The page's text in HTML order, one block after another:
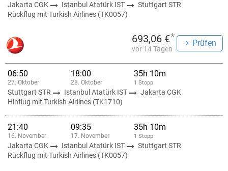
Jakarta CGK Istanbul Atatürk IST
Stuttgart STR
Rückflug mit Turkish Airlines (TK0057)
693,06 €*
vor 14 Tagen
Prüfen
06:50
27. Oktober
18:00
28. Oktober
35h 10m
1 Stopp
Stuttgart STR Istanbul Atatürk IST
Jakarta CGK
Hinflug mit Turkish Airlines (TK1710)
21:40
16. November
09:35
17. November
35h 10m
1 Stopp
Jakarta CGK Istanbul Atatürk IST
Stuttgart STR
Rückflug mit Turkish Airlines (TK0057)